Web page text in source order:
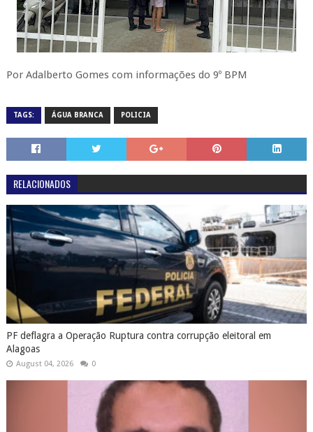
Por Adalberto Gomes com informações do 9º BPM
TAGS: ÁGUA BRANCA POLICIA
RELACIONADOS
PF deflagra a Operação Ruptura contra corrupção eleitoral em
Alagoas
August 04, 2026 0